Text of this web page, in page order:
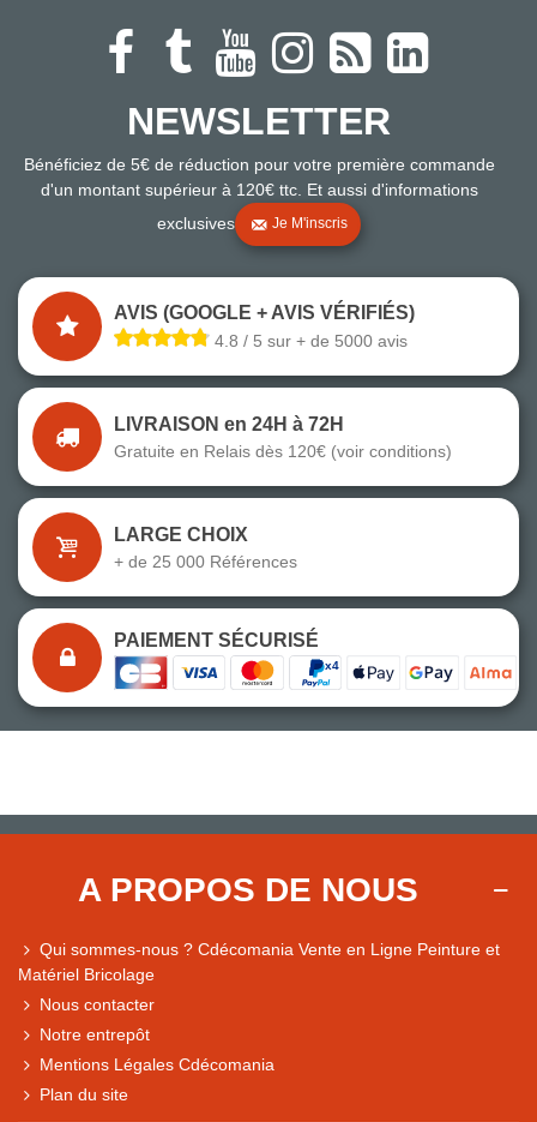
NEWSLETTER
Bénéficiez de 5€ de réduction pour votre première commande
d'un montant supérieur à 120€ ttc. Et aussi d'informations
exclusives
Je M'inscris
AVIS (GOOGLE + AVIS VÉRIFIÉS)
4.8 / 5 sur + de 5000 avis
LIVRAISON en 24H à 72H
Gratuite en Relais dès 120€ (voir conditions)
LARGE CHOIX
+ de 25 000 Références
PAIEMENT SÉCURISÉ
A PROPOS DE NOUS
Qui sommes-nous ? Cdécomania Vente en Ligne Peinture et
Matériel Bricolage
Nous contacter
Notre entrepôt
Mentions Légales Cdécomania
Plan du site